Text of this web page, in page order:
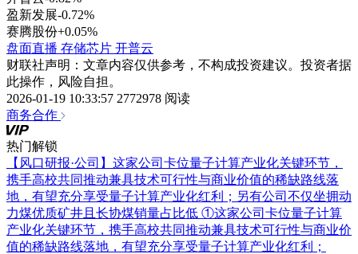
盈新发展-0.72%
赛腾股份+0.05%
盘面直播 存储芯片 开普云
财联社声明：文章内容仅供参考，不构成投资建议。投资者据
此操作，风险自担。
2026-01-19 10:33:57 2772978 阅读
商务合作
热门解锁
【风口研报·公司】这家公司卡位量子计算产业化关键环节，
携手高校共同推动兼具技术可行性与商业价值的稀缺路线落
地，有望充分享受量子计算产业化红利；另有公司不仅坐拥动
力煤优质矿井且长协煤销量占比低 ①这家公司卡位量子计算
产业化关键环节，携手高校共同推动兼具技术可行性与商业价
值的稀缺路线落地，有望充分享受量子计算产业化红利；